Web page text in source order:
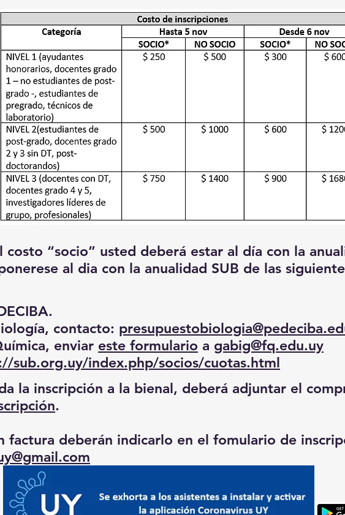
costo “socio” usted deberá estar al día con la
al dia con la anualidad SUB de las
.
contacto:
enviar este formulario a gabig@fq.edu.uy
sub.org.uy/index.php/socios/cuotas.html
la inscripción a la bienal, deberá adjuntar el
.
factura deberán indicarlo en el fomulario de